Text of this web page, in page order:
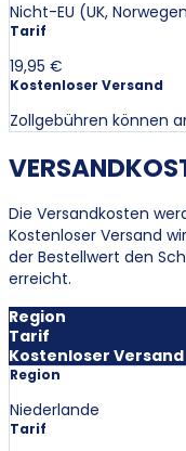
Nicht-EU (UK,
Tarif
19,95 €
Kostenloser Versand
Zollgebühren können
Die Versandkosten
Kostenloser Versand
der Bestellwert den
erreicht.
Region
Tarif
Kostenloser Versand
Region
Niederlande
Tarif